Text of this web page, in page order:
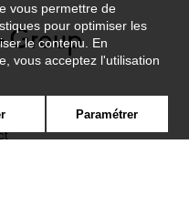
vous permettre de
pour optimiser les
le contenu. En
vous acceptez l'utilisation
Paramétrer